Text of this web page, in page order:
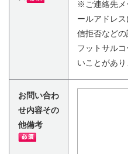
※ご連絡先メ
ールアドレ
信拒否など
フットサル
いことがあり
お問い合わ
せ内容その
他備考